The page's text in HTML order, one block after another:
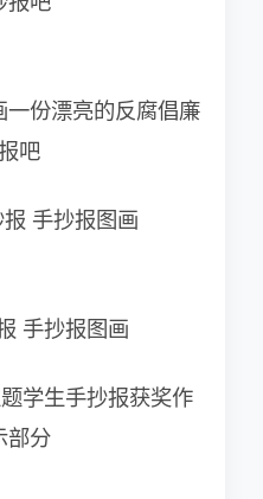
一份漂亮的反腐倡廉
吧
手抄报图画